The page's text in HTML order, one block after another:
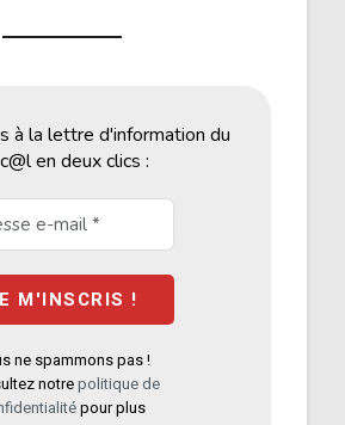
à la lettre d'information du
en deux clics :
ne spammons pas !
notrepolitique de
pour plus